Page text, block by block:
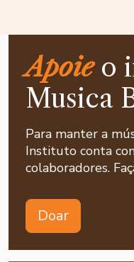
Apoieo
Musica
Para manter a
Instituto conta
colaboradores.
Doar